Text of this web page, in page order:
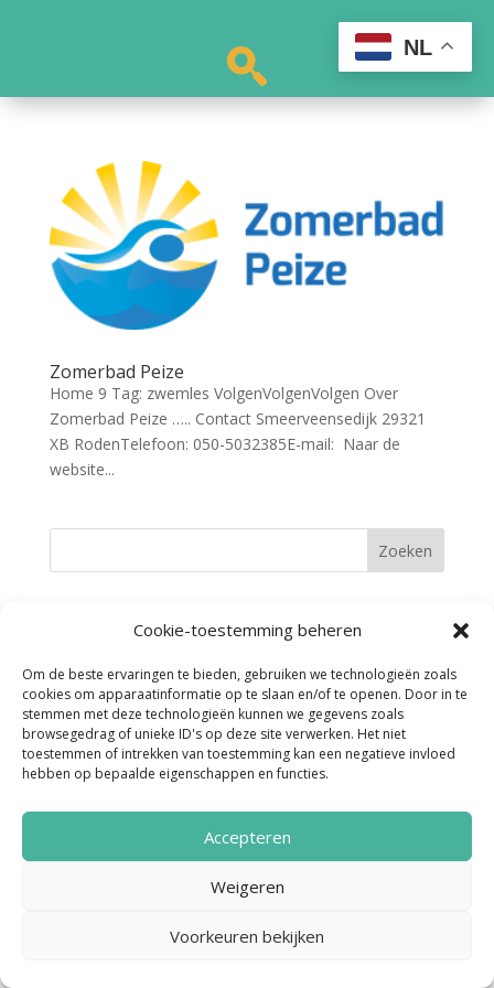
Cookie-toestemming beheren
Om de beste ervaringen te bieden, gebruiken we technologieën zoals
cookies om apparaatinformatie op te slaan en/of te openen. Door in te
stemmen met deze technologieën kunnen we gegevens zoals
browsegedrag of unieke ID's op deze site verwerken. Het niet
toestemmen of intrekken van toestemming kan een negatieve invloed
hebben op bepaalde eigenschappen en functies.
Accepteren
Weigeren
Voorkeuren bekijken
Zomerbad Peize
Home 9 Tag: zwemles VolgenVolgenVolgen Over
Zomerbad Peize ….. Contact Smeerveensedijk 29321
XB RodenTelefoon: 050-5032385E-mail: Naar de
website...
Noordenveld Helpt © 2022 Ontwerp &
Realisatie:Media Totaal Noord
NL